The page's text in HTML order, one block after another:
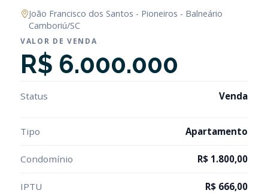
João Francisco dos Santos - Pioneiros - Balneário
Camboriú/SC
VALOR DE VENDA
R$ 6.000.000
Status Venda
Tipo Apartamento
Condomínio R$ 1.800,00
IPTU R$ 666,00